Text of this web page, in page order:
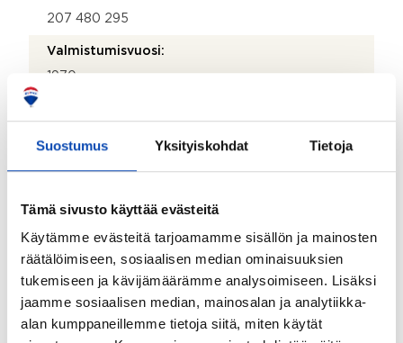
Suostumus Yksityiskohdat Tietoja
Tämä sivusto käyttää evästeitä
Käytämme evästeitä tarjoamamme sisällön ja mainosten
räätälöimiseen, sosiaalisen median ominaisuuksien
tukemiseen ja kävijämäärämme analysoimiseen. Lisäksi
jaamme sosiaalisen median, mainosalan ja analytiikka-
alan kumppaneillemme tietoja siitä, miten käytät
207 480 295
Valmistumisvuosi:
1970
Katemateriaali:
Huopa
Lämmitysjärjestelmä: